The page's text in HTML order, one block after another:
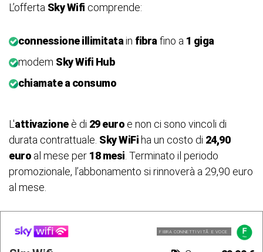
L’offerta Sky Wifi comprende:
connessione illimitatain fibra fino a 1 giga
modem Sky Wifi Hub
chiamate a consumo
L'attivazioneè di 29 euro e non ci sono vincoli di
durata contrattuale. Sky WiFiha un costo di 24,90
euro al mese per 18 mesi . Terminato il periodo
promozionale, l’abbonamento si rinnoverà a 29,90 euro
al mese.
FIBRA CONNETTIVITÃ E VOCE